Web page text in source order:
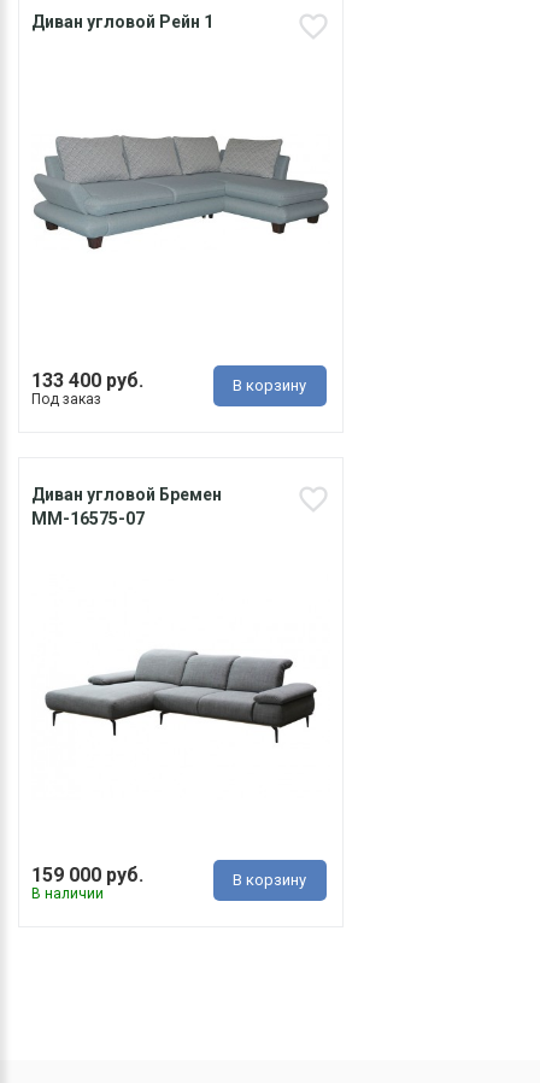
Диван угловой Рейн 1
133 400 руб.
Под заказ
В корзину
Диван угловой Бремен
ММ-16575-07
159 000 руб.
В наличии
В корзину